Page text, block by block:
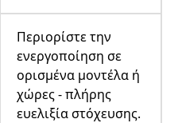
Περιορίστε την
ενεργοποίηση σε
ορισμένα μοντέλα ή
χώρες - πλήρης
ευελιξία στόχευσης.